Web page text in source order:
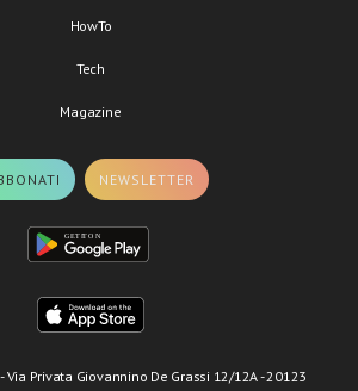
HowTo
Tech
Magazine
NEWSLETTER
Via Privata Giovannino De Grassi 12/12A - 20123